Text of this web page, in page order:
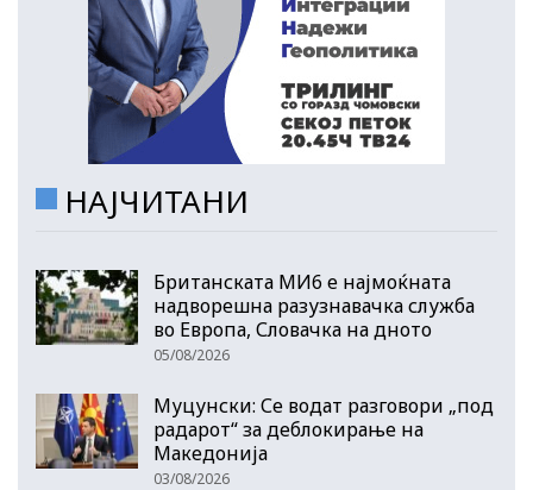
НАЈЧИТАНИ
Британската МИ6 е најмоќната
надворешна разузнавачка служба
во Европа, Словачка на дното
05/08/2026
Муцунски: Се водат разговори „под
радарот“ за деблокирање на
Македонија
03/08/2026